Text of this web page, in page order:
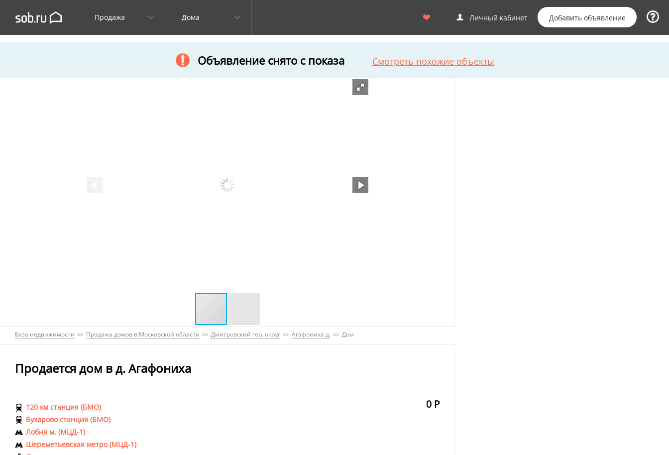
Продажа Дома Личный кабинет Добавить объявление
Объявление снято с показа Смотреть похожие объекты
База недвижимости Продажа домов в Московской области Дмитровский гор. округ Агафониха д. Дом
Продается дом в д. Агафониха
0 Р
120 км станция (БМО)
Бухарово станция (БМО)
Лобня м. (МЦД-1)
Шереметьевская метро (МЦД-1)